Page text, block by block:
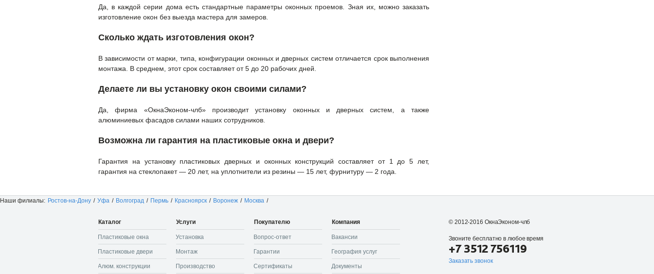
Да, в каждой серии дома есть стандартные параметры оконных проемов. Зная их, можно заказать
изготовление окон без выезда мастера для замеров.
Сколько ждать изготовления окон?
В зависимости от марки, типа, конфигурации оконных и дверных систем отличается срок выполнения
монтажа. В среднем, этот срок составляет от 5 до 20 рабочих дней.
Делаете ли вы установку окон своими силами?
Да, фирма «ОкнаЭконом-члб» производит установку оконных и дверных систем, а также
алюминиевых фасадов силами наших сотрудников.
Возможна ли гарантия на пластиковые окна и двери?
Гарантия на установку пластиковых дверных и оконных конструкций составляет от 1 до 5 лет,
гарантия на стеклопакет — 20 лет, на уплотнители из резины — 15 лет, фурнитуру — 2 года.
Каталог
Пластиковые окна
Пластиковые двери
Алюм. конструкции
Услуги
Установка
Монтаж
Производство
Покупателю
Вопрос-ответ
Гарантии
Сертификаты
Компания
Вакансии
География услуг
Документы
© 2012-2016 ОкнаЭконом-члб
Звоните бесплатно в любое время
+7 3512 756119
Заказать звонок
Наши филиалы: Ростов-на-Дону / Уфа / Волгоград / Пермь / Красноярск / Воронеж / Москва /